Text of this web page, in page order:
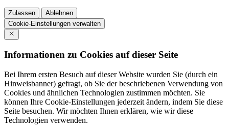
Zulassen
Ablehnen
Cookie-Einstellungen verwalten
Informationen zu Cookies auf dieser Seite
Bei Ihrem ersten Besuch auf dieser Website wurden Sie (durch ein
Hinweisbanner) gefragt, ob Sie der beschriebenen Verwendung von
Cookies und ähnlichen Technologien zustimmen möchten. Sie
können Ihre Cookie-Einstellungen jederzeit ändern, indem Sie diese
Seite besuchen. Wir möchten Ihnen erklären, wie wir diese
Technologien verwenden.